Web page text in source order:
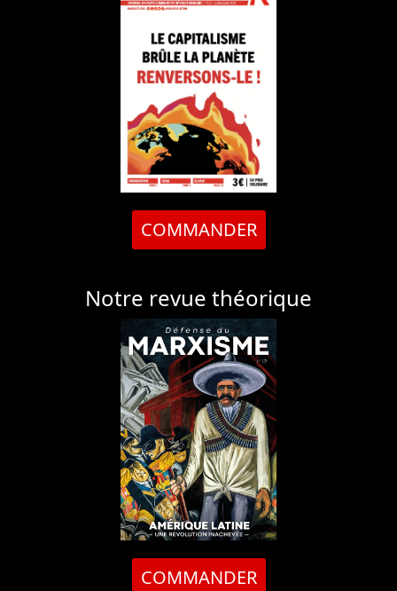
COMMANDER
Notre revue théorique
COMMANDER